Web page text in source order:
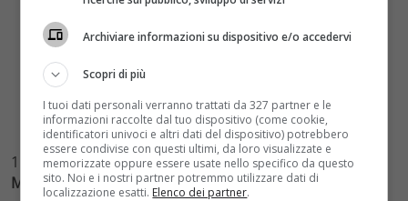
1 Oscar a“Amour”
Miglior Film Straniero
Archiviare informazioni su dispositivo e/o accedervi
Scopri di più
I tuoi dati personali verranno trattati da 327 partner e le
informazioni raccolte dal tuo dispositivo (come cookie,
identificatori univoci e altri dati del dispositivo) potrebbero
essere condivise con questi ultimi, da loro visualizzate e
memorizzate oppure essere usate nello specifico da questo
sito. Noi e i nostri partner potremmo utilizzare dati di
localizzazione esatti. Elenco dei partner.